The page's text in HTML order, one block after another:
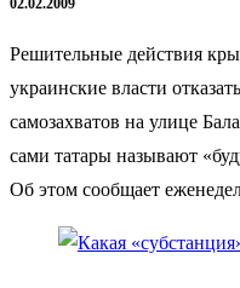
02.02.2009
Решительные действия
украинские власти
самозахватов на улице
сами татары называют
Об этом сообщает